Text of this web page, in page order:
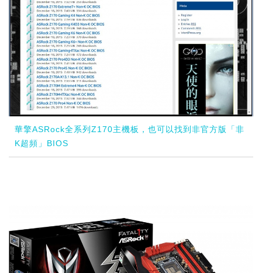
華擎ASRock全系列Z170主機板，也可以找到非官方版「非
K超頻」BIOS